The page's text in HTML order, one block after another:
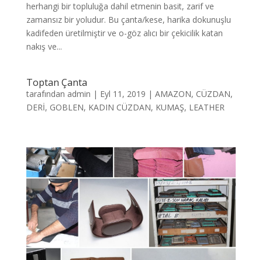
herhangi bir topluluğa dahil etmenin basit, zarif ve
zamansız bir yoludur. Bu çanta/kese, harika dokunuşlu
kadifeden üretilmiştir ve o-göz alıcı bir çekicilik katan
nakış ve...
Toptan Çanta
tarafından admin | Eyl 11, 2019 | AMAZON, CÜZDAN,
DERİ, GOBLEN, KADIN CÜZDAN, KUMAŞ, LEATHER